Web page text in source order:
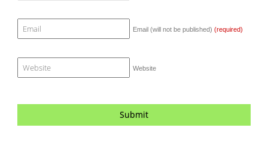
Email (will not be published)(required)
Website